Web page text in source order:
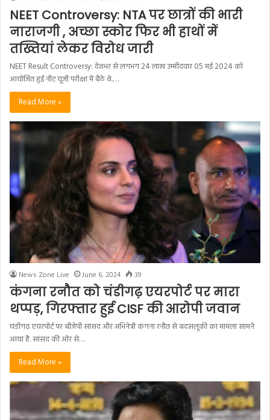
NEET Controversy: NTA पर छात्रों की भारी
नाराजगी , अच्छा स्कोर फिर भी हाथों में
तख्तियां लेकर विरोध जारी
NEET Result Controversy: देशभर से लगभग 24 लाख उम्मीदवार 05 मई 2024 को
आयोजित हुई नीट यूजी परीक्षा में बैठे थे.…
Read More »
News Zone Live June 6, 2024 39
कंगना रनौत को चंडीगढ़ एयरपोर्ट पर मारा
थप्पड़, गिरफ्तार हुई CISF की आरोपी जवान
चंडीगढ़ एयरपोर्ट पर बीजेपी सांसद और अभिनेत्री कंगना रनौत से बदसलूकी का मामला सामने
आया है. सांसद की ओर से…
Read More »